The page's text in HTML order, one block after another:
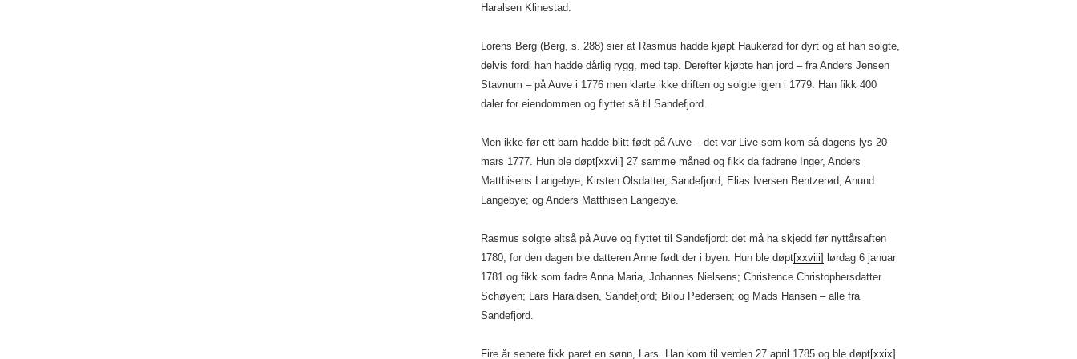
Haralsen Klinestad.
Lorens Berg (Berg, s. 288) sier at Rasmus hadde kjøpt Haukerød for dyrt og at han solgte,
delvis fordi han hadde dårlig rygg, med tap. Derefter kjøpte han jord – fra Anders Jensen
Stavnum – på Auve i 1776 men klarte ikke driften og solgte igjen i 1779. Han fikk 400
daler for eiendommen og flyttet så til Sandefjord.
Men ikke før ett barn hadde blitt født på Auve – det var Live som kom så dagens lys 20
mars 1777. Hun ble døpt[xxvii] 27 samme måned og fikk da fadrene Inger, Anders
Matthisens Langebye; Kirsten Olsdatter, Sandefjord; Elias Iversen Bentzerød; Anund
Langebye; og Anders Matthisen Langebye.
Rasmus solgte altså på Auve og flyttet til Sandefjord: det må ha skjedd før nyttårsaften
1780, for den dagen ble datteren Anne født der i byen. Hun ble døpt[xxviii] lørdag 6 januar
1781 og fikk som fadre Anna Maria, Johannes Nielsens; Christence Christophersdatter
Schøyen; Lars Haraldsen, Sandefjord; Bilou Pedersen; og Mads Hansen – alle fra
Sandefjord.
Fire år senere fikk paret en sønn, Lars. Han kom til verden 27 april 1785 og ble døpt[xxix]